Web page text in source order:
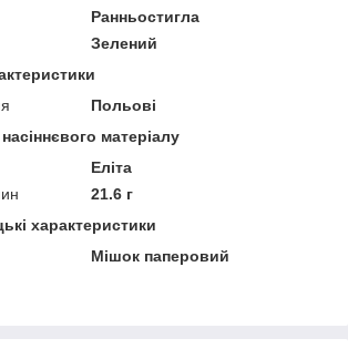
Ранньостигла
Зелений
Польові
матеріалу
Еліта
21.6 г
характеристики
Мішок паперовий